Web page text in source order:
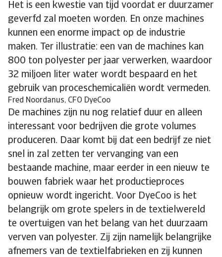
Het is een kwestie van tijd voordat er duurzamer
geverfd zal moeten worden. En onze machines
kunnen een enorme impact op de industrie
maken. Ter illustratie: een van de machines kan
800 ton polyester per jaar verwerken, waardoor
32 miljoen liter water wordt bespaard en het
gebruik van proceschemicaliën wordt vermeden.
Fred Noordanus, CFO DyeCoo
De machines zijn nu nog relatief duur en alleen
interessant voor bedrijven die grote volumes
produceren. Daar komt bij dat een bedrijf ze niet
snel in zal zetten ter vervanging van een
bestaande machine, maar eerder in een nieuw te
bouwen fabriek waar het productieproces
opnieuw wordt ingericht. Voor DyeCoo is het
belangrijk om grote spelers in de textielwereld
te overtuigen van het belang van het duurzaam
verven van polyester. Zij zijn namelijk belangrijke
afnemers van de textielfabrieken en zij kunnen